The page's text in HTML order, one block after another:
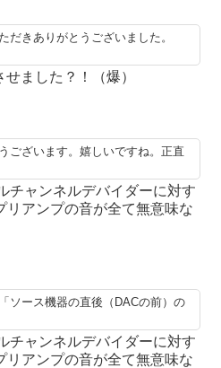
だきありがとうございました。
ました？！（爆）
ございます。嬉しいですね。正直
チャンネルデバイダーに対す
アンプの音が全て無意味な
ソース機器の直後（DACの前）の
チャンネルデバイダーに対す
アンプの音が全て無意味な